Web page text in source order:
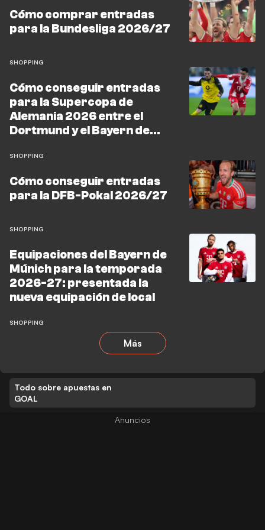
agosto contra el Borussia Dortmund.
Cómo comprar entradas
para la Bundesliga 2026/27
SHOPPING
Cómo conseguir entradas
para la Supercopa de
Alemania 2026 entre el
Dortmund y el Bayern de
SHOPPING
Cómo conseguir entradas
para la DFB-Pokal 2026/27
SHOPPING
Equipaciones del Bayern de
Múnich para la temporada
2026-27: presentada la
nueva equipación de local
SHOPPING
Más
Todo sobre apuestas en
GOAL